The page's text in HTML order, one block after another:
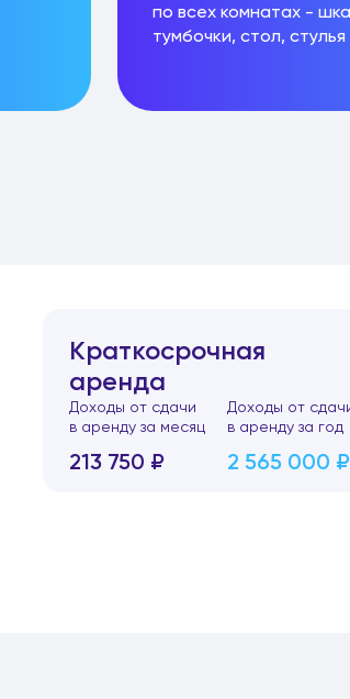
по всех комнатах -
тумбочки, стол, стулья
Краткосрочная
аренда
Доходы от сдачи
в аренду за месяц
213 750 ₽
Доходы от
в аренду за год
2 565 000 ₽